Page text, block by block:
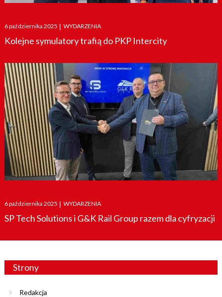
Posted
on
6 października 2025 | WYDARZENIA
Kolejne symulatory trafią do PKP Intercity
Posted
on
6 października 2025 | WYDARZENIA
SP Tech Solutions i G&K Rail Group razem dla cyfryzacji
Strony
Redakcja